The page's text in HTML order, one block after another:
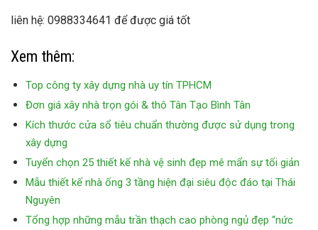
liên hệ: 0988334641 để được giá tốt
Xem thêm:
Top công ty xây dựng nhà uy tín TPHCM
Đơn giá xây nhà trọn gói & thô Tân Tạo Bình Tân
Kích thước cửa sổ tiêu chuẩn thường được sử dụng trong
xây dựng
Tuyển chọn 25 thiết kế nhà vệ sinh đẹp mê mẩn sự tối giản
Mẫu thiết kế nhà ống 3 tầng hiện đại siêu độc đáo tại Thái
Nguyên
Tổng hợp những mẫu trần thạch cao phòng ngủ đẹp “nức